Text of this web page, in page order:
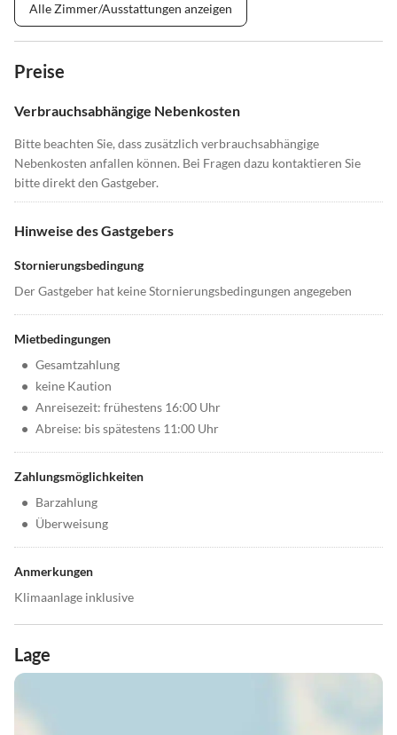
Alle Zimmer/Ausstattungen anzeigen
Preise
Verbrauchsabhängige Nebenkosten
Bitte beachten Sie, dass zusätzlich verbrauchsabhängige
Nebenkosten anfallen können. Bei Fragen dazu kontaktieren Sie
bitte direkt den Gastgeber.
Hinweise des Gastgebers
Stornierungsbedingung
Der Gastgeber hat keine Stornierungsbedingungen angegeben
Mietbedingungen
• Gesamtzahlung
• keine Kaution
• Anreisezeit: frühestens 16:00 Uhr
• Abreise: bis spätestens 11:00 Uhr
Zahlungsmöglichkeiten
• Barzahlung
• Überweisung
Anmerkungen
Klimaanlage inklusive
Lage